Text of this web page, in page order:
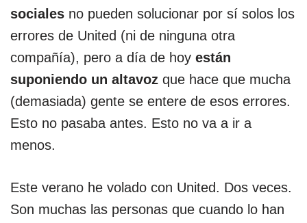
sociales no pueden solucionar por sí solos los
errores de United (ni de ninguna otra
compañía), pero a día de hoy están
suponiendo un altavoz que hace que mucha
(demasiada) gente se entere de esos errores.
Esto no pasaba antes. Esto no va a ir a
menos.
Este verano he volado con United. Dos veces.
Son muchas las personas que cuando lo han